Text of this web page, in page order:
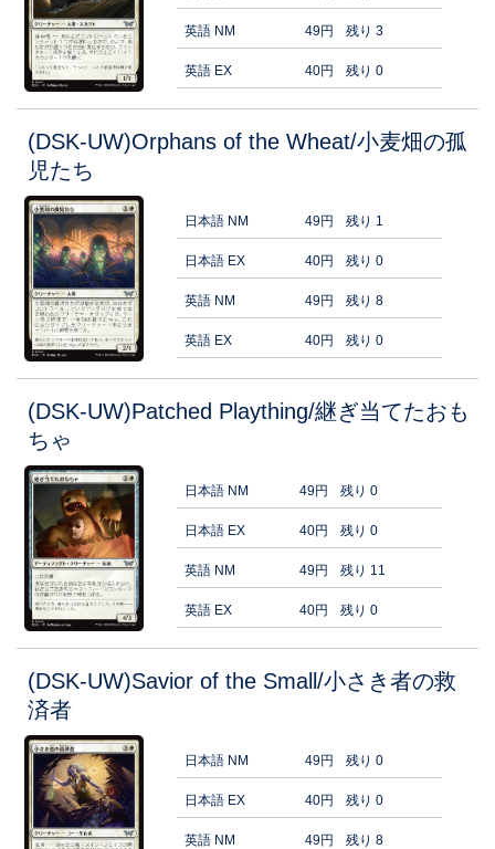
英語 NM 49円 残り 3
英語 EX 40円 残り 0
(DSK-UW)Orphans of the Wheat/小麦畑の孤
児たち
日本語 NM 49円 残り 1
日本語 EX 40円 残り 0
英語 NM 49円 残り 8
英語 EX 40円 残り 0
(DSK-UW)Patched Plaything/継ぎ当てたおも
ちゃ
日本語 NM 49円 残り 0
日本語 EX 40円 残り 0
英語 NM 49円 残り 11
英語 EX 40円 残り 0
(DSK-UW)Savior of the Small/小さき者の救
済者
日本語 NM 49円 残り 0
日本語 EX 40円 残り 0
英語 NM 49円 残り 8